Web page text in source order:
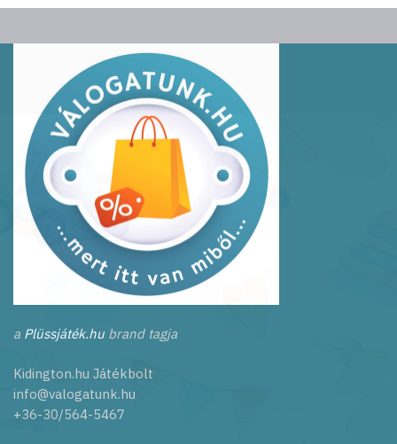
a Plüssjáték.hu brand tagja
Kidington.hu Játékbolt
info@valogatunk.hu
+36-30/564-5467